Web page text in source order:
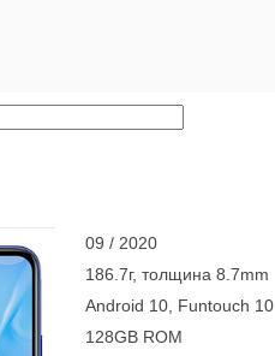
09 / 2020
186.7г, толщина 8.7mm
Android 10, Funtouch 10
128GB ROM